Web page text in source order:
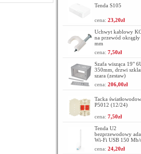
Tenda S105
cena: 23,20zł
Uchwyt kablowy
na przewód
mm
cena: 7,50zł
Szafa wisząca 19"
350mm, drzwi
szara (zestaw)
cena: 206,00zł
Tacka
P5012 (12/24)
cena: 7,50zł
Tenda U2
bezprzewodowy
Wi-Fi USB 150 Mb/
cena: 24,20zł